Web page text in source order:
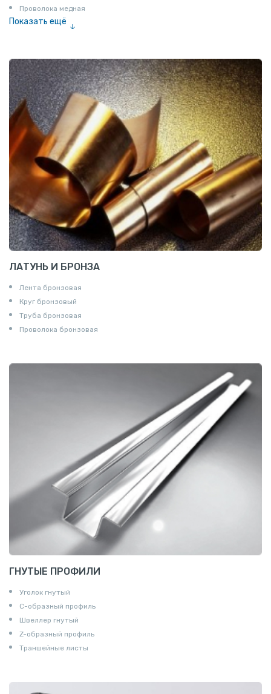
Проволока медная
Показать ещё
ЛАТУНЬ И БРОНЗА
Лента бронзовая
Круг бронзовый
Труба бронзовая
Проволока бронзовая
ГНУТЫЕ ПРОФИЛИ
Уголок гнутый
С-образный профиль
Швеллер гнутый
Z-образный профиль
Траншейные листы